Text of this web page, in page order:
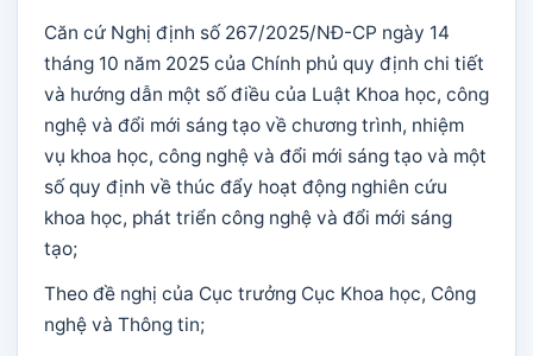
Căn cứ Nghị định số 267/2025/NĐ-CP ngày 14
tháng 10 năm 2025 của Chính phủ quy định chi tiết
và hướng dẫn một số điều của Luật Khoa học, công
nghệ và đổi mới sáng tạo về chương trình, nhiệm
vụ khoa học, công nghệ và đổi mới sáng tạo và một
số quy định về thúc đẩy hoạt động nghiên cứu
khoa học, phát triển công nghệ và đổi mới sáng
tạo;
Theo đề nghị của Cục trưởng Cục Khoa học, Công
nghệ và Thông tin;